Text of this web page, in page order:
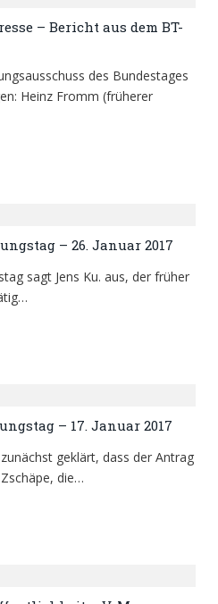
– Bericht aus dem BT-
des Bundestages
Heinz Fromm (früherer
– 26. Januar 2017
sagt Jens Ku. aus, der früher
– 17. Januar 2017
geklärt, dass der Antrag
die…